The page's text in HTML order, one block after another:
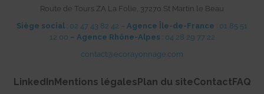
Route de Tours ZA La Folie, 37270 St Martin le Beau
Siège social : 02 47 43 82 42 – Agence Île-de-France : 01 85 51
12 00 – Agence Rhône-Alpes : 04 28 29 77 22
contact@ecorayonnage.com
LinkedInMentions légalesPlan du siteContactFAQ